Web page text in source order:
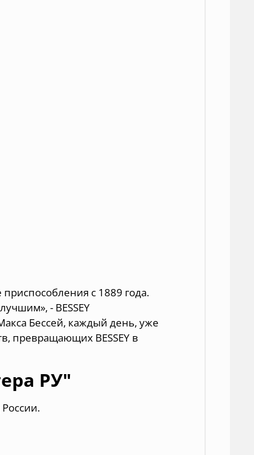
с 1889 года.
- BESSEY
Бессей, каждый день, уже
превращающих BESSEY в
РУ"